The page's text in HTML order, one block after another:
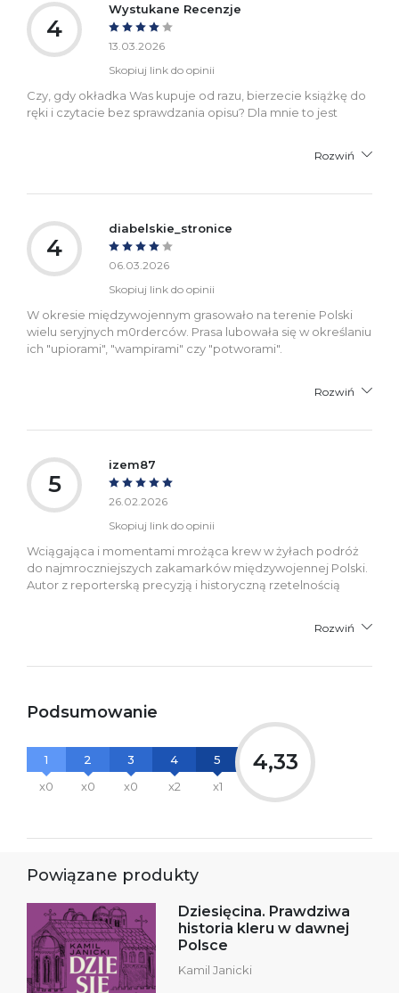
4
Wystukane Recenzje
13.03.2026
Skopiuj link do opinii
Czy, gdy okładka Was kupuje od razu, bierzecie książkę do
ręki i czytacie bez sprawdzania opisu? Dla mnie to jest
Rozwiń
4
diabelskie_stronice
06.03.2026
Skopiuj link do opinii
W okresie międzywojennym grasowało na terenie Polski
wielu seryjnych m0rderców. Prasa lubowała się w określaniu
ich "upiorami", "wampirami" czy "potworami".
Rozwiń
5
izem87
26.02.2026
Skopiuj link do opinii
Wciągająca i momentami mrożąca krew w żyłach podróż
do najmroczniejszych zakamarków międzywojennej Polski.
Autor z reporterską precyzją i historyczną rzetelnością
Rozwiń
Podsumowanie
1
x0
2
x0
3
x0
4
x2
5
x1
4,33
Powiązane produkty
Dziesięcina. Prawdziwa
historia kleru w dawnej
Polsce
Kamil Janicki